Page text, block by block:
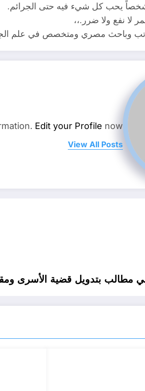
يحب كل شيء فيه حتى الجرائم.
لا نفع ولا ضرر.،،
وباحث مصري ومتخصص في علم
Edit your Profile now.
View All Posts
مطالب بتدويل قضية الأسرى